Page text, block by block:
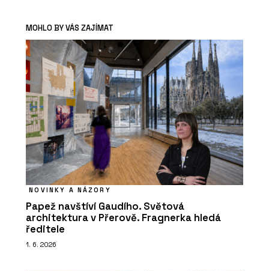
MOHLO BY VÁS ZAJÍMAT
NOVINKY A NÁZORY
Papež navštíví Gaudího. Světová
architektura v Přerově. Fragnerka hledá
ředitele
1. 6. 2026